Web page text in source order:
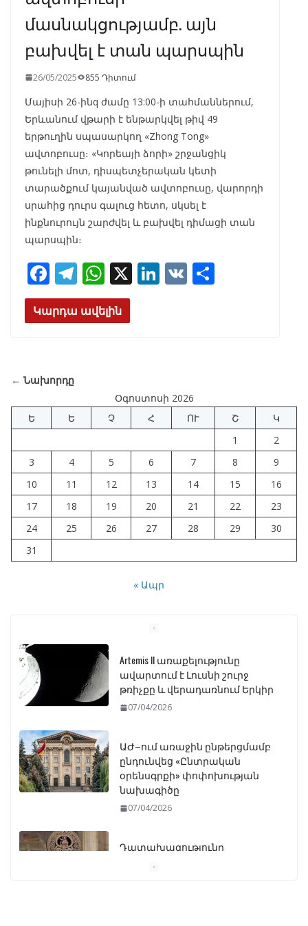
մասնակցությամբ. այն
բախվել է տան պարսպին
26/05/2025 855 Դիտում
Մայիսի 26-ինq ժամը 13:00-ի տահմաններում,
Երևանում վթարի է ենթարկվել թիվ 49
երթուղին սպասարկող «Zhong Tong»
ավտոբուսը։ «Կորեայի ձորի» շրջանցիկ
թունելի մոտ, դիսպետչերական կետի
տարածքում կայանված ավտոբուսը, վարորդի
սրահից դուրս գալուց հետո, սկսել է
ինքնուրույն շարժվել և բախվել դիմացի տան
պարսպին։
F
ac
e
o
k
T
el
e
W
h
at
p
X Li V
Կարդա ավելին
← Նախորդը
Օգոստոսի 2026
Ե
Ե Չ Հ ՈՒ Շ
Կ
1
2
3
4 5 6 7 8
9
10
11 12 13 14 15
16
17
18 19 20 21 22
23
24
25 26 27 28 29
30
31
« Ապր
Artemis II առաքելությունը
ավարտում է Լուսնի շուրջ
թռիչքը և վերադառնում Երկիր
07/04/2026
ԱԺ–ում առաջին ընթերցմամբ
ընդունվեց «Ընտրական
օրենսգրքի» փոփոխության
նախագիծը
07/04/2026
Դատախազությունը